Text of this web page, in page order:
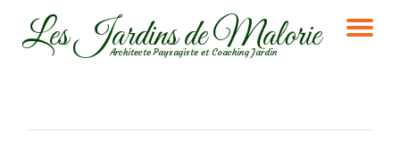
AllerLes Jardins de Malorie
Architecte Paysagiste et Coaching Jardin